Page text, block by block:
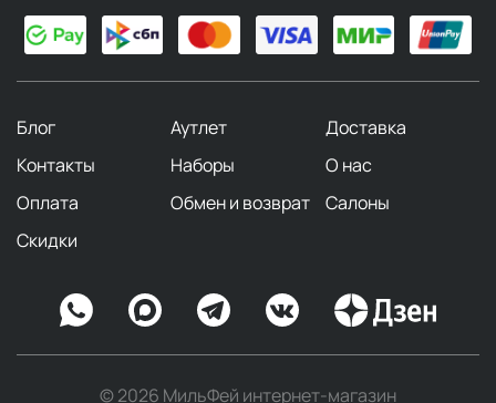
Блог Аутлет
Доставка
Контакты
Наборы
О нас
Оплата
Обмен и возврат
Салоны
Скидки
© 2026 МильФей интернет-магазин